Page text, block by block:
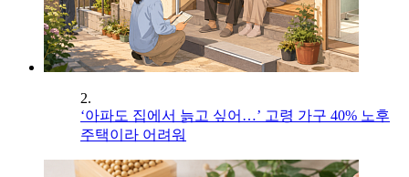
2.
‘아파도 집에서 늙고 싶어…’ 고령 가구 40% 노후
주택이라 어려워